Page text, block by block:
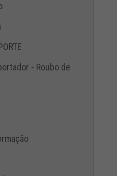
- Roubo de